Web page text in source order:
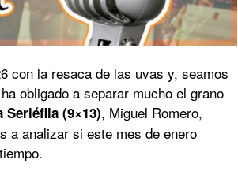
con la resaca de las uvas y, seamos
obligado a separar mucho el grano
Seriéfila (9×13), Miguel Romero,
a analizar si este mes de enero